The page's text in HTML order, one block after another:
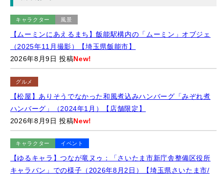
2026年8月9日 投稿New!
グルメ
【松屋】ありそうでなかった和風煮込みハンバーグ「みぞれ煮
2026年8月9日 投稿
キャラクター イベント
【ゆるキャラ】つなが竜ヌゥ：「さいたま市新庁舎整備区役所
さいたま市立大宮図書館】
2026年8月9日 投稿New!